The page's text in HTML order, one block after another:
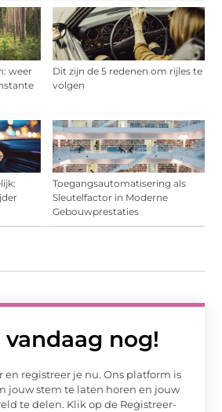
weer
Dit zijn de 5 redenen om rijles te
volgen
Toegangsautomatisering als
Sleutelfactor in Moderne
Gebouwprestaties
vandaag nog!
en registreer je nu. Ons platform is
jouw stem te laten horen en jouw
te delen. Klik op de Registreer-